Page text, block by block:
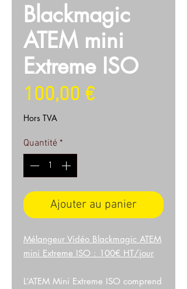
Blackmagic
ATEM mini
Extreme ISO
100,00 €Prix
Hors TVA
Quantité *
Ajouter au panier
Mélangeur Vidéo Blackmagic ATEM
mini Extreme ISO : 100€ HT/jour
L’ATEM Mini Extreme ISO comprend